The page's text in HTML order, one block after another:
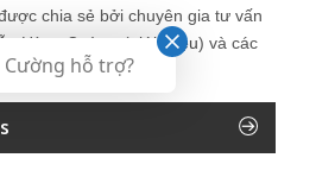
chia sẻ bởi chuyên gia tư vấn
Hùng Cường (giới thiệu) và các
đồng Nhân sự.
Cường hỗ trợ?